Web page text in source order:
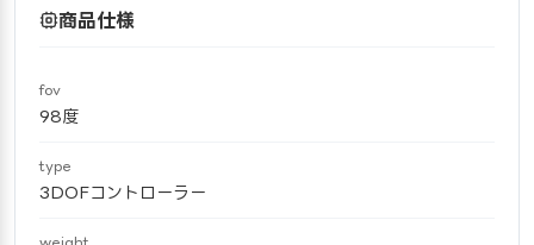
商品仕様
fov
98度
type
3DOFコントローラー
weight